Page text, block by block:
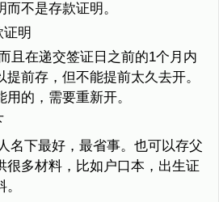
不是存款证明。
明
且在递交签证日之前的1个月内
前存，但不能提前太久去开。
的，需要重新开。
名下最好，最省事。也可以存父
很多材料，比如户口本，出生证